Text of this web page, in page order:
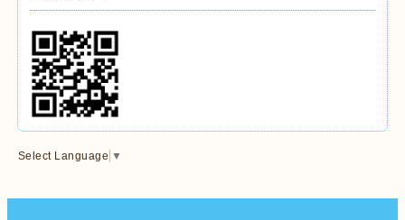
Select Language ▼